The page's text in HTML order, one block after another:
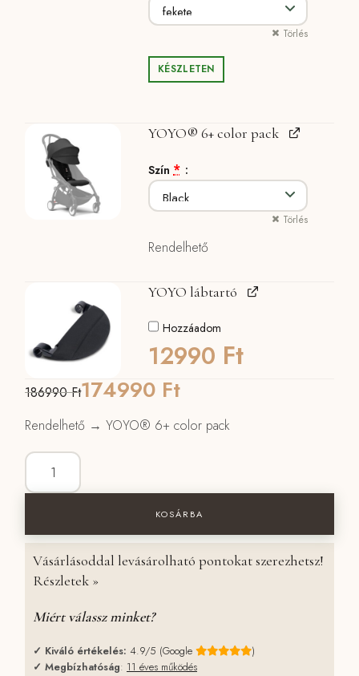
Törlés
KÉSZLETEN
YOYO® 6+ color pack
Szín *
Törlés
Rendelhető
YOYO lábtartó
Hozzáadom
12990 Ft
186990Ft174990 Ft
Rendelhető → YOYO® 6+ color pack
Stokke® YOYO³ babakocsi mennyiség
KOSÁRBA
Vásárlásoddal levásárolható pontokat szerezhetsz!
Részletek »
Miért válassz minket?
✓ Kiváló értékelés: 4.9/5 (Google
)
✓ Megbízhatóság: 11 éves működés